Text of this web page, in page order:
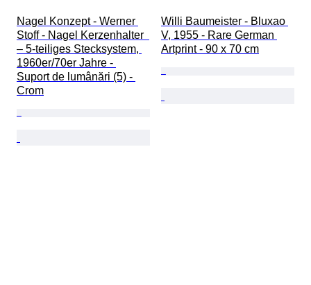
Nagel Konzept - Werner
Stoff - Nagel Kerzenhalter
– 5-teiliges Stecksystem,
1960er/70er Jahre -
Suport de lumânări (5) -
Crom
Willi Baumeister - Bluxao
V, 1955 - Rare German
Artprint - 90 x 70 cm